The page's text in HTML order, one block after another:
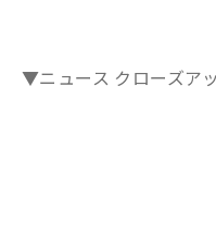
▼ニュース クローズア